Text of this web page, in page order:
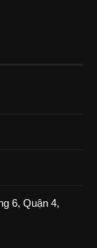
6, Quận 4,